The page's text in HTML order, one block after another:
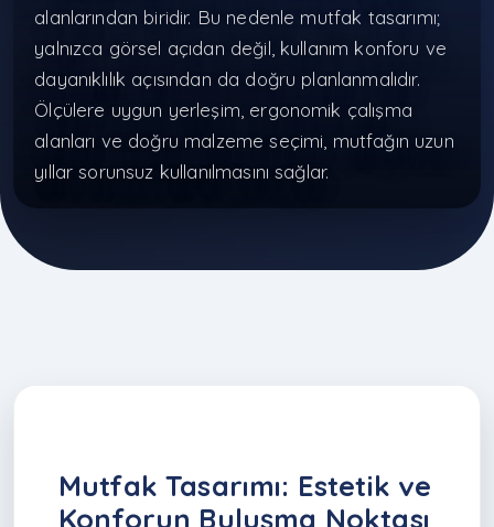
alanlarından biridir. Bu nedenle mutfak tasarımı;
yalnızca görsel açıdan değil, kullanım konforu ve
dayanıklılık açısından da doğru planlanmalıdır.
Ölçülere uygun yerleşim, ergonomik çalışma
alanları ve doğru malzeme seçimi, mutfağın uzun
yıllar sorunsuz kullanılmasını sağlar.
Mutfak Tasarımı: Estetik ve
Konforun Buluşma Noktası